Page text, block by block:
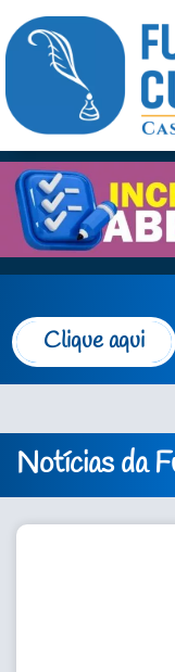
Clique aqui
Notícias da